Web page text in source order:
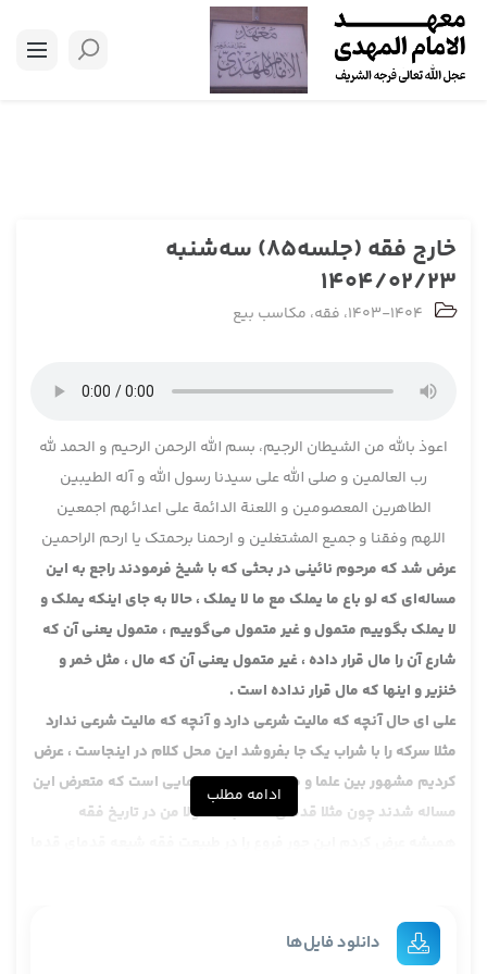
خارج فقه (جلسه85) سه‌شنبه
1404/02/23
1403-1404، فقه، مکاسب بیع
اعوذ بالله من الشیطان الرجیم، بسم الله الرحمن الرحیم و الحمد لله
رب العالمین و صلی الله علی سیدنا رسول الله و آله الطیبین
الطاهرین المعصومین و اللعنة الدائمة علی اعدائهم اجمعین
اللهم وفقنا و جمیع المشتغلین و ارحمنا برحمتک یا ارحم الراحمین
عرض شد که مرحوم نائینی در بحثی که با شیخ فرمودند راجع به این
مساله‌ای که لو باع ما یملک مع ما لا یملک ، حالا به جای اینکه یملک و
لا یملک بگوییم متمول و غیر متمول می‌گوییم ، متمول یعنی آن که
شارع آن را مال قرار داده ، غیر متمول یعنی آن که مال ، مثل خمر و
خنزیر و اینها که مال قرار نداده است .
علی ای حال آنچه که مالیت شرعی دارد و آنچه که مالیت شرعی ندارد
مثلا سرکه را با شراب یک جا بفروشد این محل کلام در اینجاست ، عرض
کردیم مشهور بین علما و مراد ما از علما ، علمایی است که متعرض این
مساله شدند چون مثلا قدمای اصحاب ، اصولا من در تاریخ فقه
درش روایت باشد .
البته بعضی مسائل دارند که الان ما روایت نداریم لکن قطعا روایت
ادامه مطلب
دانلود فایل‌ها